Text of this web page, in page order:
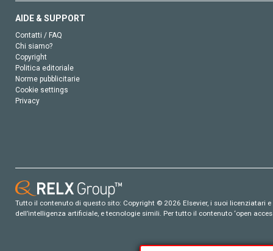
AIDE & SUPPORT
Contatti / FAQ
Chi siamo?
Copyright
Politica editoriale
Norme pubblicitarie
Cookie settings
Privacy
Tutto il contenuto di questo sito: Copyright © 2026 Elsevier, i suoi
dell’intelligenza artificiale, e tecnologie simili. Per tutto il contenuto ‘open